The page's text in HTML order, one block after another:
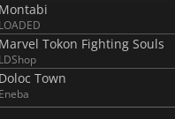
Montabi
LOADED
Marvel Tokon Fighting Souls
LDShop
Doloc Town
Eneba